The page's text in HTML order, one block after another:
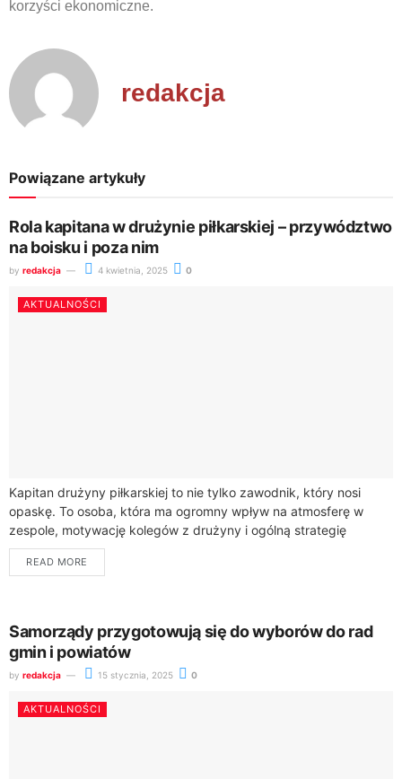
korzyści ekonomiczne.
redakcja
Powiązane artykuły
Rola kapitana w drużynie piłkarskiej – przywództwo
na boisku i poza nim
by redakcja 4 kwietnia, 2025 0
AKTUALNOŚCI
Kapitan drużyny piłkarskiej to nie tylko zawodnik, który nosi
opaskę. To osoba, która ma ogromny wpływ na atmosferę w
zespole, motywację kolegów z drużyny i ogólną strategię
podczas meczów. Jego...
READ MORE
Samorządy przygotowują się do wyborów do rad
gmin i powiatów
by redakcja 15 stycznia, 2025 0
AKTUALNOŚCI